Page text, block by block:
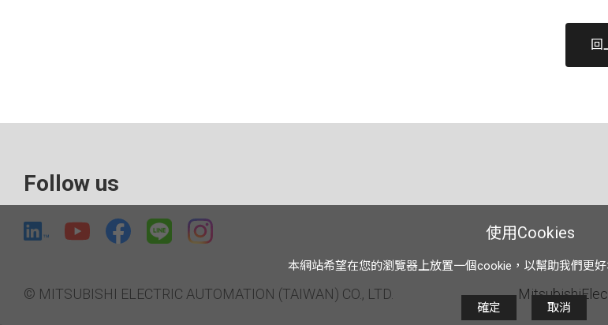
回
Follow us
© MITSUBISHI ELECTRIC AUTOMATION (TAIWAN) CO., LTD.
使用Cookies
本網站希望在您的瀏覽器上放置一個cookie，以幫助我們更
確定 取消